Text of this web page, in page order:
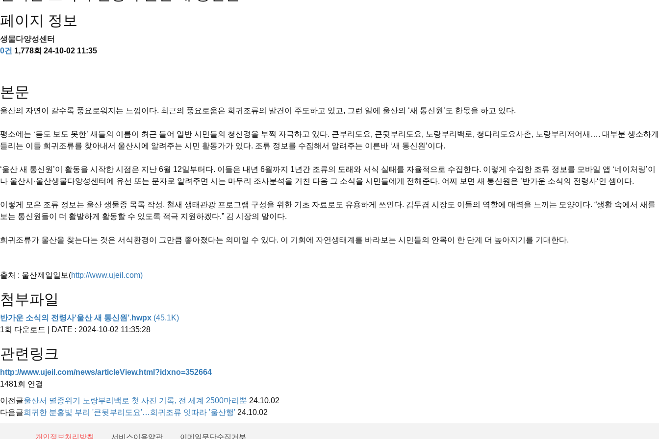
페이지 정보
생물다양성센터
0건 1,778회 24-10-02 11:35
본문
울산의 자연이 갈수록 풍요로워지는 느낌이다. 최근의 풍요로움은 희귀조류의 발견이 주도하고 있고, 그런 일에 울산의 ‘새 통신원’도 한몫을 하고 있다.
평소에는 ‘듣도 보도 못한’ 새들의 이름이 최근 들어 일반 시민들의 청신경을 부쩍 자극하고 있다. 큰부리도요, 큰뒷부리도요, 노랑부리백로, 청다리도요사촌, 노랑부리저어새…. 대부분 생소하게
들리는 이들 희귀조류를 찾아내서 울산시에 알려주는 시민 활동가가 있다. 조류 정보를 수집해서 알려주는 이른바 ‘새 통신원’이다.
‘울산 새 통신원’이 활동을 시작한 시점은 지난 6월 12일부터다. 이들은 내년 6월까지 1년간 조류의 도래와 서식 실태를 자율적으로 수집한다. 이렇게 수집한 조류 정보를 모바일 앱 ‘네이처링’이
나 울산시·울산생물다양성센터에 유선 또는 문자로 알려주면 시는 마무리 조사분석을 거친 다음 그 소식을 시민들에게 전해준다. 어찌 보면 새 통신원은 ’반가운 소식의 전령사‘인 셈이다.
이렇게 모은 조류 정보는 울산 생물종 목록 작성, 철새 생태관광 프로그램 구성을 위한 기초 자료로도 유용하게 쓰인다. 김두겸 시장도 이들의 역할에 매력을 느끼는 모양이다. “생활 속에서 새를
보는 통신원들이 더 활발하게 활동할 수 있도록 적극 지원하겠다.” 김 시장의 말이다.
희귀조류가 울산을 찾는다는 것은 서식환경이 그만큼 좋아졌다는 의미일 수 있다. 이 기회에 자연생태계를 바라보는 시민들의 안목이 한 단계 더 높아지기를 기대한다.
출처 : 울산제일일보(http://www.ujeil.com)
첨부파일
반가운 소식의 전령사‘울산 새 통신원’.hwpx (45.1K)
1회 다운로드 | DATE : 2024-10-02 11:35:28
관련링크
http://www.ujeil.com/news/articleView.html?idxno=352664
1481회 연결
이전글울산서 멸종위기 노랑부리백로 첫 사진 기록, 전 세계 2500마리뿐 24.10.02
다음글희귀한 분홍빛 부리 '큰뒷부리도요'…희귀조류 잇따라 '울산행' 24.10.02
개인정보처리방침 서비스이용약관 이메일무단수집거부